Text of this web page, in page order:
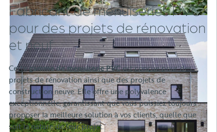
Fabricant de menuiseries PVC
pour des projets de rénovation
et neuf
Cettegamme de menuiserie PVCest conçue pour des
projets de rénovation ainsi que des projets de
construction neuve. Elle offre une polyvalence
exceptionnelle, garantissant que vous puissiez toujours
proposer la meilleure solution à vos clients, quelle que
soit la nature de leur projet.